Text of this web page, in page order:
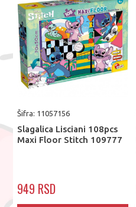
Šifra: 11057156
Slagalica Lisciani 108pcs
Maxi Floor Stitch 109777
949 RSD